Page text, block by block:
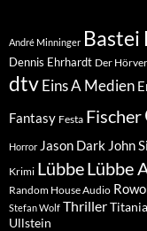
André Minninger Bastei
Dennis Ehrhardt Der
dtvEins A Medien
Fantasy Festa Fischer
Horror Jason Dark John
Krimi LübbeLübbe
Random House Audio
Stefan Wolf Thriller
Ullstein